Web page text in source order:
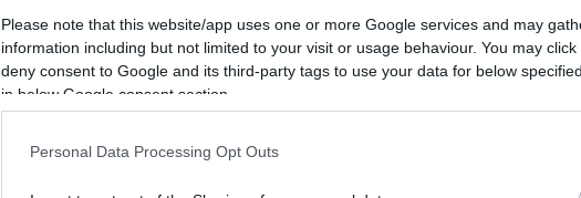
Please note that this website/app uses one or more Google services and may
information including but not limited to your visit or usage behaviour. You may
deny consent to Google and its third-party tags to use your data for below
in below Google consent section.
Personal Data Processing Opt Outs
Βαρθολομαίος: «η σημερινή
συμφωνία θα οδηγήσει τον
ουκρανικό λαό εις την περαιτέρω
ενότητα»